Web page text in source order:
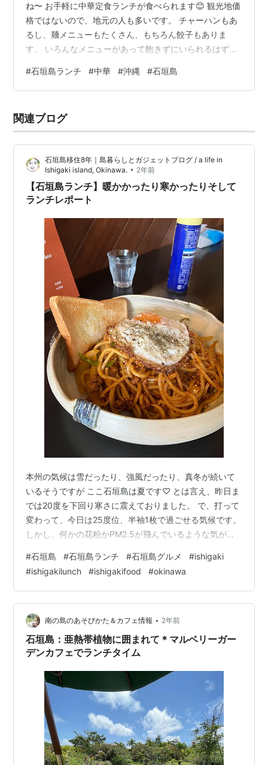
ね〜 お手軽に中華定食ランチが食べられます😊 観光地価
格ではないので、地元の人も多いです。 チャーハンもあ
るし、麺メニューもたくさん、もちろん餃子もありま
す。 いろんなメニューがあって飽きずにいられるはずな
た…。 鶏の唐揚げをアレンジしたメニュー(ゆーりんち
ー、甘辛炒め、甘酢炒めなど) または、肉だんご定食で
客さんが来店！ あっという間に満席になりました。 ワン
オペ、料理を作られているので、 満席になったり、注文
#石垣島ランチ #中華 #沖縄 #石垣島
関連ブログ
石垣島移住8年｜島暮らしとガジェットブログ / a life in
Ishigaki island, Okinawa. • 2年前
【石垣島ランチ】暖かかったり寒かったりそして
ランチレポート
本州の気候は雪だったり、強風だったり、真冬が続いて
いるそうですが ここ石垣島は夏です♡ とは言え、昨日ま
では20度を下回り寒さに震えておりました。 で、打って
変わって、今日は25度位、半袖1枚で過ごせる気候です。
しかし、何かの花粉かPM2.5が飛んでいるような気がし
ていらっしゃるようで、市街地には多くの外国人(中国人
系)の方がたくさん街ブラをされていました。 何か道が混
んでるなぁと思ったら、サザンゲートブリッジを見るべ
し、です。 今日もサザンゲートブリッジで、大型バス、
タクシーが信号待ちをしているのが見えました。 これは
何を意味しているかと…
#石垣島 #石垣島ランチ #石垣島グルメ #ishigaki
#ishigakilunch #ishigakifood #okinawa
南の島のあそびかた＆カフェ情報 • 2年前
石垣島：亜熱帯植物に囲まれて＊マルベリーガー
デンカフェでランチタイム